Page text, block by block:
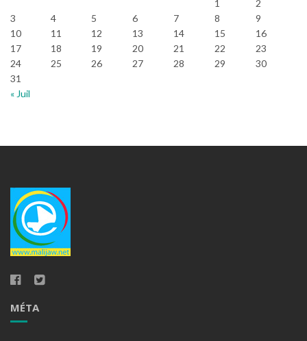
« Juil
1
2
3
4 5 6 7 8
9
10
11 12 13 14 15
16
17
18 19 20 21 22
23
24
25 26 27 28 29
30
31
MÉTA